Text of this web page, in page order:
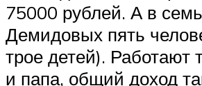
75000 рублей. А в
Демидовых пять
трое детей). Работают
и папа, общий доход